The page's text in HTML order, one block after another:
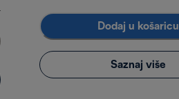
Dodaj u košaricu
Saznaj više